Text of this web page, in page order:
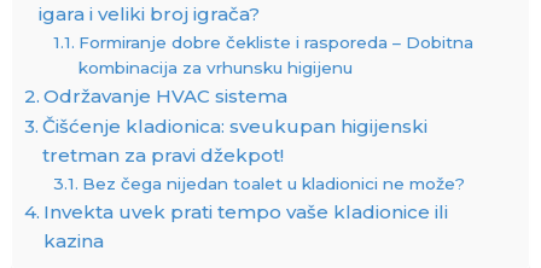
igara i veliki broj igrača?
Formiranje dobre čekliste i rasporeda – Dobitna
kombinacija za vrhunsku higijenu
Održavanje HVAC sistema
Čišćenje kladionica: sveukupan higijenski
tretman za pravi džekpot!
Bez čega nijedan toalet u kladionici ne može?
Invekta uvek prati tempo vaše kladionice ili
kazina